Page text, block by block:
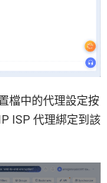
檔中的代理設定按
ISP 代理綁定到該